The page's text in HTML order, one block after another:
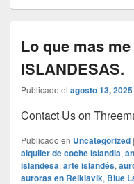
Lo que mas
ISLANDESAS.
Publicado el agosto 13, 2025
Contact Us on
Publicado en Uncategorized |
alquiler de coche Islandia,
islandesa, arte islandés,
auroras en Reikiavik, Blue